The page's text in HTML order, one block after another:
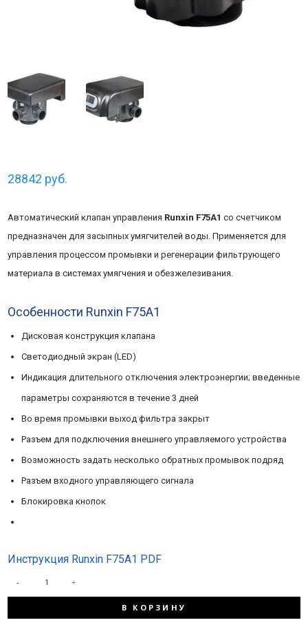
28842 руб.
Автоматический клапан управления Runxin F75A1 со счетчиком
предназначен для засыпных умягчителей воды. Применяется для
управления процессом промывки и регенерации фильтрующего
материала в системах умягчения и обезжелезивания.
Особенности Runxin F75A1
Дисковая конструкция клапана
Светодиодный экран (LED)
Индикация длительного отключения электроэнергии; введенные
параметры сохраняются в течение 3 дней
Во время промывки выход фильтра закрыт
Разъем для подключения внешнего управляемого устройства
Возможность задать несколько обратных промывок подряд
Разъем входного управляющего сигнала
Блокировка кнопок
Инструкция Runxin F75A1 PDF
КОЛИЧЕСТВО
В КОРЗИНУ